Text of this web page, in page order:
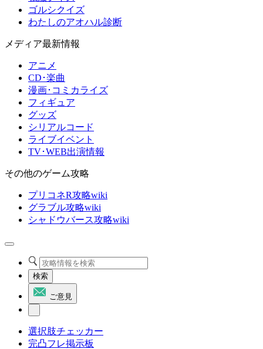
ゴルシクイズ
わたしのアオハル診断
メディア最新情報
アニメ
CD･楽曲
漫画･コミカライズ
フィギュア
グッズ
シリアルコード
ライブイベント
TV･WEB出演情報
その他のゲーム攻略
プリコネR攻略wiki
グラブル攻略wiki
シャドウバース攻略wiki
検索
ご意見
選択肢チェッカー
完凸フレ掲示板